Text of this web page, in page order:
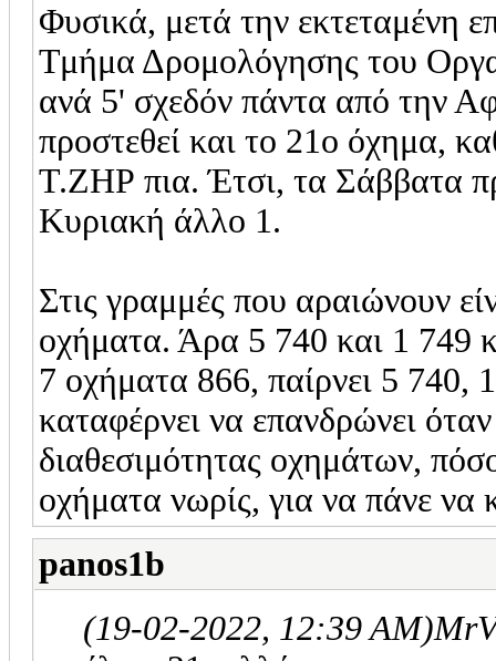
Φυσικά, μετά την εκτεταμένη
Τμήμα Δρομολόγησης του
ανά 5' σχεδόν πάντα από την
προστεθεί και το 21ο όχημα,
Τ.ΖΗΡ πια. Έτσι, τα Σάββατα
Κυριακή άλλο 1.
Στις γραμμές που αραιώνουν
οχήματα. Άρα 5 740 και 1 749
7 οχήματα 866, παίρνει 5 740,
καταφέρνει να επανδρώνει
διαθεσιμότητας οχημάτων,
οχήματα νωρίς, για να πάνε να
panos1b
(19-02-2022, 12:39 AM)